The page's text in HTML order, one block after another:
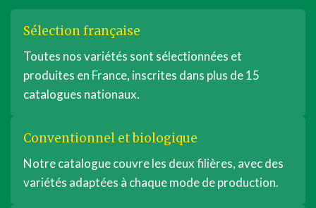
Sélection française
Toutes nos variétés sont sélectionnées et
produites en France, inscrites dans plus de 15
catalogues nationaux.
Conventionnel et biologique
Notre catalogue couvre les deux filières, avec des
variétés adaptées à chaque mode de production.